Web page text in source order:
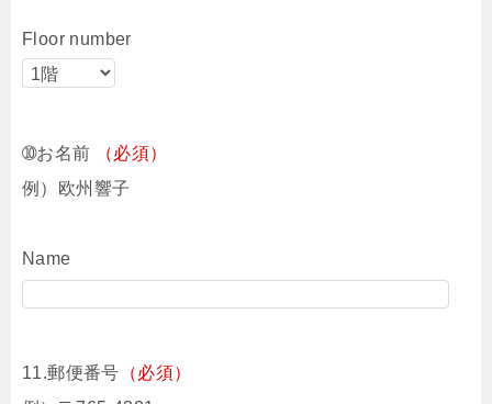
Floor number
➉お名前
（必須）
例）欧州響子
Name
11.郵便番号 （必須）